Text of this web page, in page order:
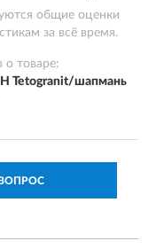
общие оценки
за всё время.
о товаре:
Tetogranit/шапмань